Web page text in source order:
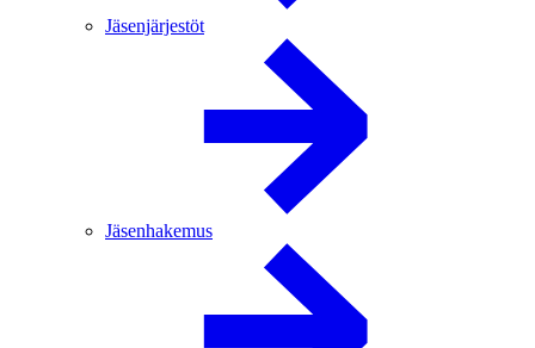
Jäsenjärjestöt
Jäsenhakemus